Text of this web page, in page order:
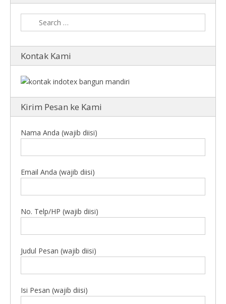
Kontak Kami
Kirim Pesan ke Kami
Nama Anda (wajib diisi)
Email Anda (wajib diisi)
No. Telp/HP (wajib diisi)
Judul Pesan (wajib diisi)
Isi Pesan (wajib diisi)